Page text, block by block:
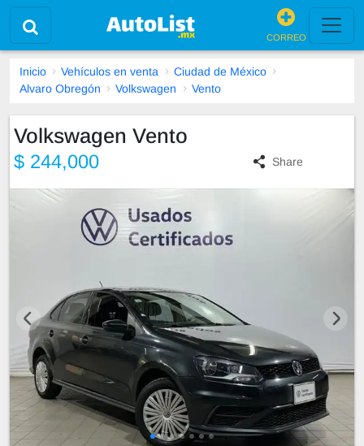
CORREO
Inicio Vehículos en venta
Ciudad de México
Alvaro Obregón
Volkswagen Vento
Volkswagen Vento
$ 244,000 Share